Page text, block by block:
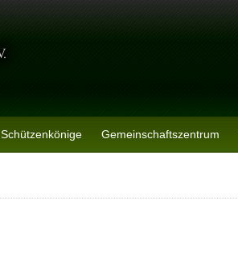
Schützenkönige Gemeinschaftszentrum